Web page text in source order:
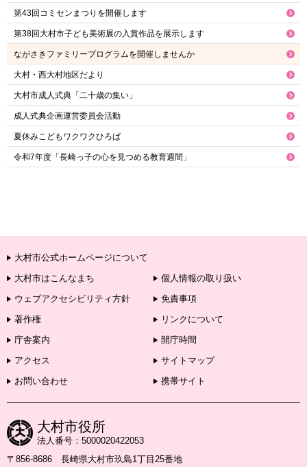
第43回コミセンまつりを開催します
第38回大村市子ども美術展の入賞作品を展示します
ながさきファミリープログラムを開催しませんか
大村・西大村地区だより
大村市成人式典「二十歳の集い」
成人式典企画運営委員会活動
夏休みこどもワクワクひろば
令和7年度「長崎っ子の心を見つめる教育週間」
大村市公式ホームページについて
大村市はこんなまち
個人情報の取り扱い
ウェブアクセシビリティ方針
免責事項
著作権
リンクについて
庁舎案内
開庁時間
アクセス
サイトマップ
お問い合わせ
携帯サイト
大村市役所
法人番号：5000020422053
〒856-8686 長崎県大村市玖島1丁目25番地